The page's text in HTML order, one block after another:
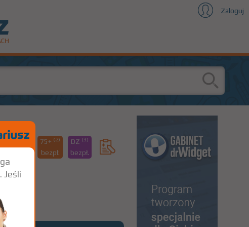
Zaloguj
R(1) 75+ (2)
bezpł.
DZ (3)
bezpł.
Jeśli